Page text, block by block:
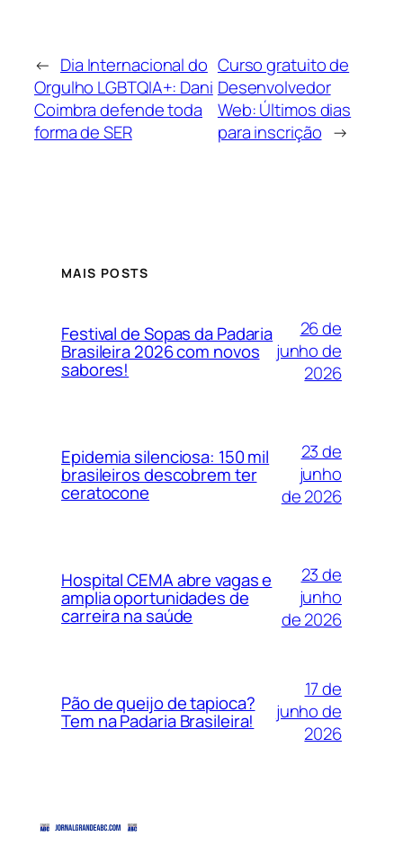
← Dia Internacional do
Orgulho LGBTQIA+: Dani
Coimbra defende toda
forma de SER
Curso gratuito de
Desenvolvedor
Web: Últimos dias
para inscrição →
MAIS POSTS
Festival de Sopas da Padaria
Brasileira 2026 com novos
sabores!
26 de
junho de
2026
Epidemia silenciosa: 150 mil
brasileiros descobrem ter
ceratocone
23 de
junho
de 2026
Hospital CEMA abre vagas e
amplia oportunidades de
carreira na saúde
23 de
junho
de 2026
Pão de queijo de tapioca?
Tem na Padaria Brasileira!
17 de
junho de
2026